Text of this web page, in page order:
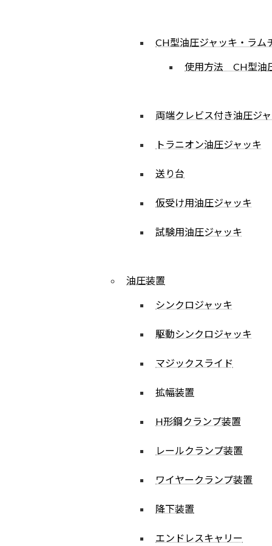
CH型油圧ジャッキ・ラム
使用方法 CH型油
両端クレビス付き油圧ジ
トラニオン油圧ジャッキ
送り台
仮受け用油圧ジャッキ
試験用油圧ジャッキ
油圧装置
シンクロジャッキ
駆動シンクロジャッキ
マジックスライド
拡幅装置
H形鋼クランプ装置
レールクランプ装置
ワイヤークランプ装置
降下装置
エンドレスキャリー